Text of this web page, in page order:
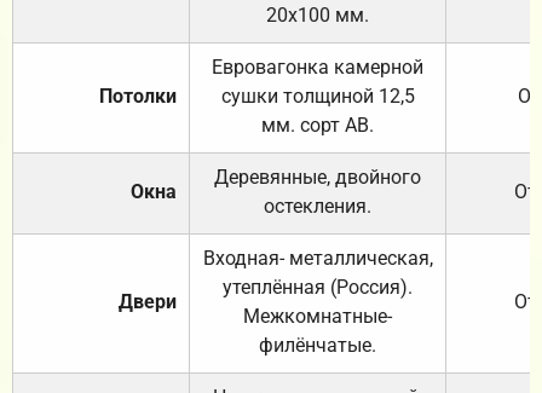
20х100 мм.
Потолки
Евровагонка камерной
сушки толщиной 12,5
мм. сорт АВ.
Окна
Деревянные, двойного
остекления.
Двери
Входная- металлическая,
утеплённая (Россия).
Межкомнатные-
филёнчатые.